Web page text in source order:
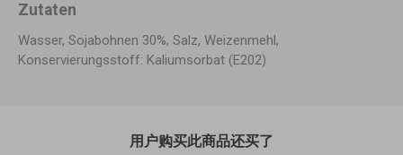
Zutaten
Wasser, Sojabohnen 30%, Salz, Weizenmehl,
Konservierungsstoff: Kaliumsorbat (E202)
用户购买此商品还买了